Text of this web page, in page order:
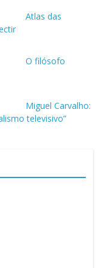
Atlas das
O filósofo
Miguel Carvalho:
televisivo”